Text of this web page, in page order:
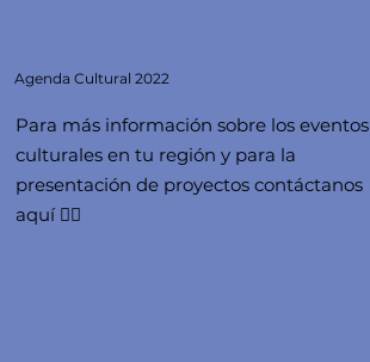
Agenda Cultural 2022
Para más información sobre los eventos
culturales en tu región y para la
presentación de proyectos contáctanos
aquí 👇🏻